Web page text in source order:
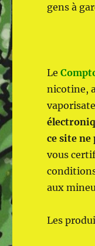
gens à
Le
nicotine,
ce site ne
vous
aux
Les